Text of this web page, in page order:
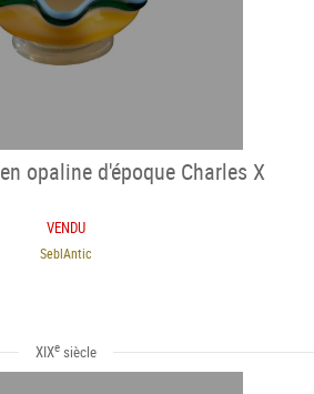
opaline d'époque Charles X
VENDU
SeblAntic
XIXesiècle